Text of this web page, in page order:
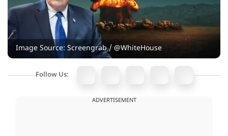
Image Source: Screengrab / @WhiteHouse
Follow Us:
ADVERTISEMENT